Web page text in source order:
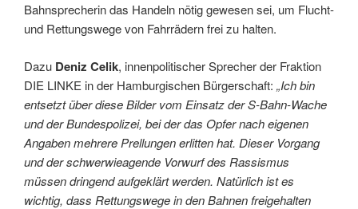
Bahnsprecherin das Handeln nötig gewesen sei, um Flucht-
und Rettungswege von Fahrrädern frei zu halten.
Dazu Deniz Celik, innenpolitischer Sprecher der Fraktion
DIE LINKE in der Hamburgischen Bürgerschaft: „Ich bin
entsetzt über diese Bilder vom Einsatz der S-Bahn-Wache
und der Bundespolizei, bei der das Opfer nach eigenen
Angaben mehrere Prellungen erlitten hat. Dieser Vorgang
und der schwerwieagende Vorwurf des Rassismus
müssen dringend aufgeklärt werden. Natürlich ist es
wichtig, dass Rettungswege in den Bahnen freigehalten